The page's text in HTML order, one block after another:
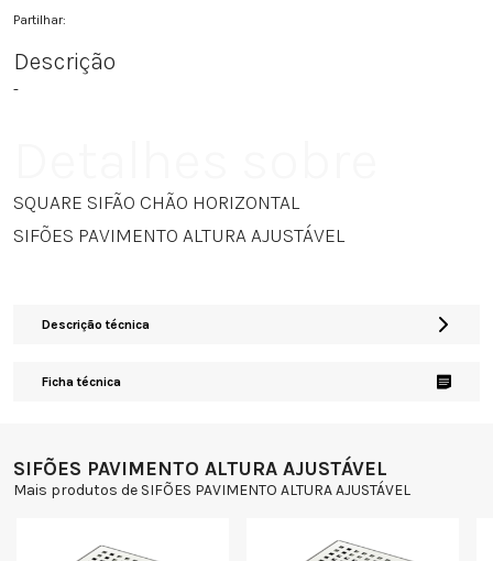
Partilhar:
Descrição
-
SQUARE SIFÃO CHÃO HORIZONTAL
SIFÕES PAVIMENTO ALTURA AJUSTÁVEL
Descrição técnica
Ficha técnica
SIFÕES PAVIMENTO ALTURA AJUSTÁVEL
Mais produtos de SIFÕES PAVIMENTO ALTURA AJUSTÁVEL